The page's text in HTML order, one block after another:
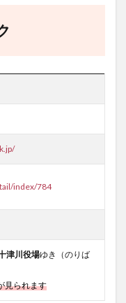
index/784
津川役場ゆき（のりば
見られます